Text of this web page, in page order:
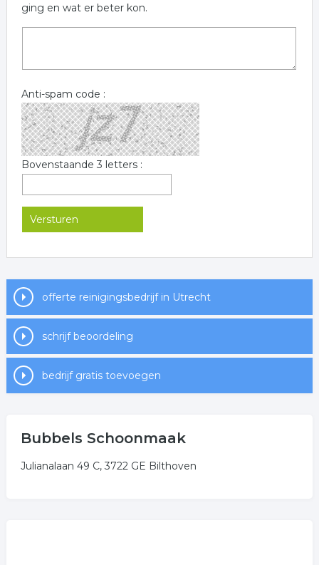
ging en wat er beter kon.
Anti-spam code :
Bovenstaande 3 letters :
offerte reinigingsbedrijf in Utrecht
schrijf beoordeling
bedrijf gratis toevoegen
Bubbels Schoonmaak
Julianalaan 49 C, 3722 GE Bilthoven